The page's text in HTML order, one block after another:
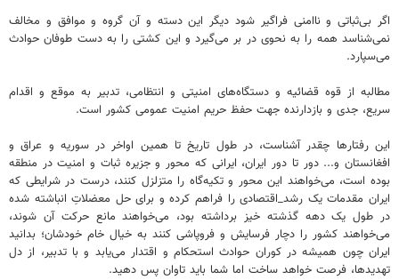
اگر بی‌ثباتی و ناامنی فراگیر شود دیگر این دسته و آن گروه و موافق و مخالف
نمی‌شناسد همه را به نحوی در بر می‌گیرد و این کشتی را به دست طوفان حوادث
می‌سپارد.
مطالبه از قوه قضائیه و دستگاه‌های امنیتی و انتظامی، تدبیر به موقع و اقدام
سریع، جدی و بازدارنده جهت حفظ حریم امنیت عمومی کشور است.
این رفتارها چقدر آشناست، در طول تاریخ تا همین اواخر در سوریه و عراق و
افغانستان و... دور تا دور ایران، ایرانی که محور و جزیره ثبات و امنیت در منطقه
بوده است، می‌خواهند این محور و تکیه‌گاه را متزلزل کنند، درست در شرایطی که
ایران مقدمات یک رشد_اقتصادی را فراهم کرده و برای حل معضلاتِ انباشته شده
در طول یک دهه گذشته خیز برداشته بود، می‌خواهند مانع حرکت آن شوند،
می‌خواهند کشور را دچار فرسایش و فروپاشی کنند به خیال خام خودشان؛ بدانید
ایران چون همیشه در کوران حوادث استحکام و اقتدار می‌یابد و با تدبیر، از دل
تهدیدها، فرصت خواهد ساخت اما شما باید تاوان پس دهید.